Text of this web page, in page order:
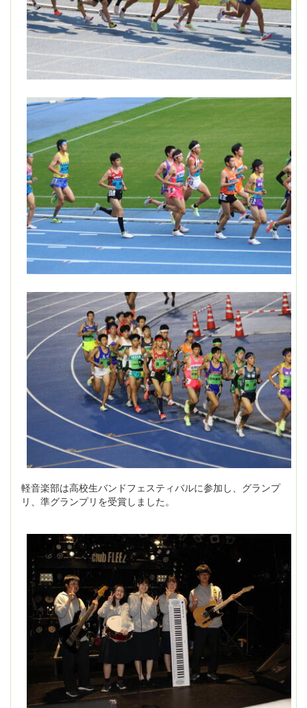
軽音楽部は高校生バンドフェスティバルに参加し、グランプ
リ、準グランプリを受賞しました。